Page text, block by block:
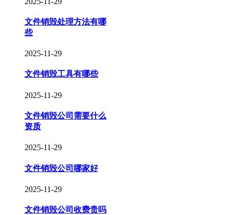
文件销毁处理方法有哪
些
2025-11-29
文件销毁工具有哪些
2025-11-29
文件销毁公司需要什么
资质
2025-11-29
文件销毁公司哪家好
2025-11-29
文件销毁公司收费贵吗